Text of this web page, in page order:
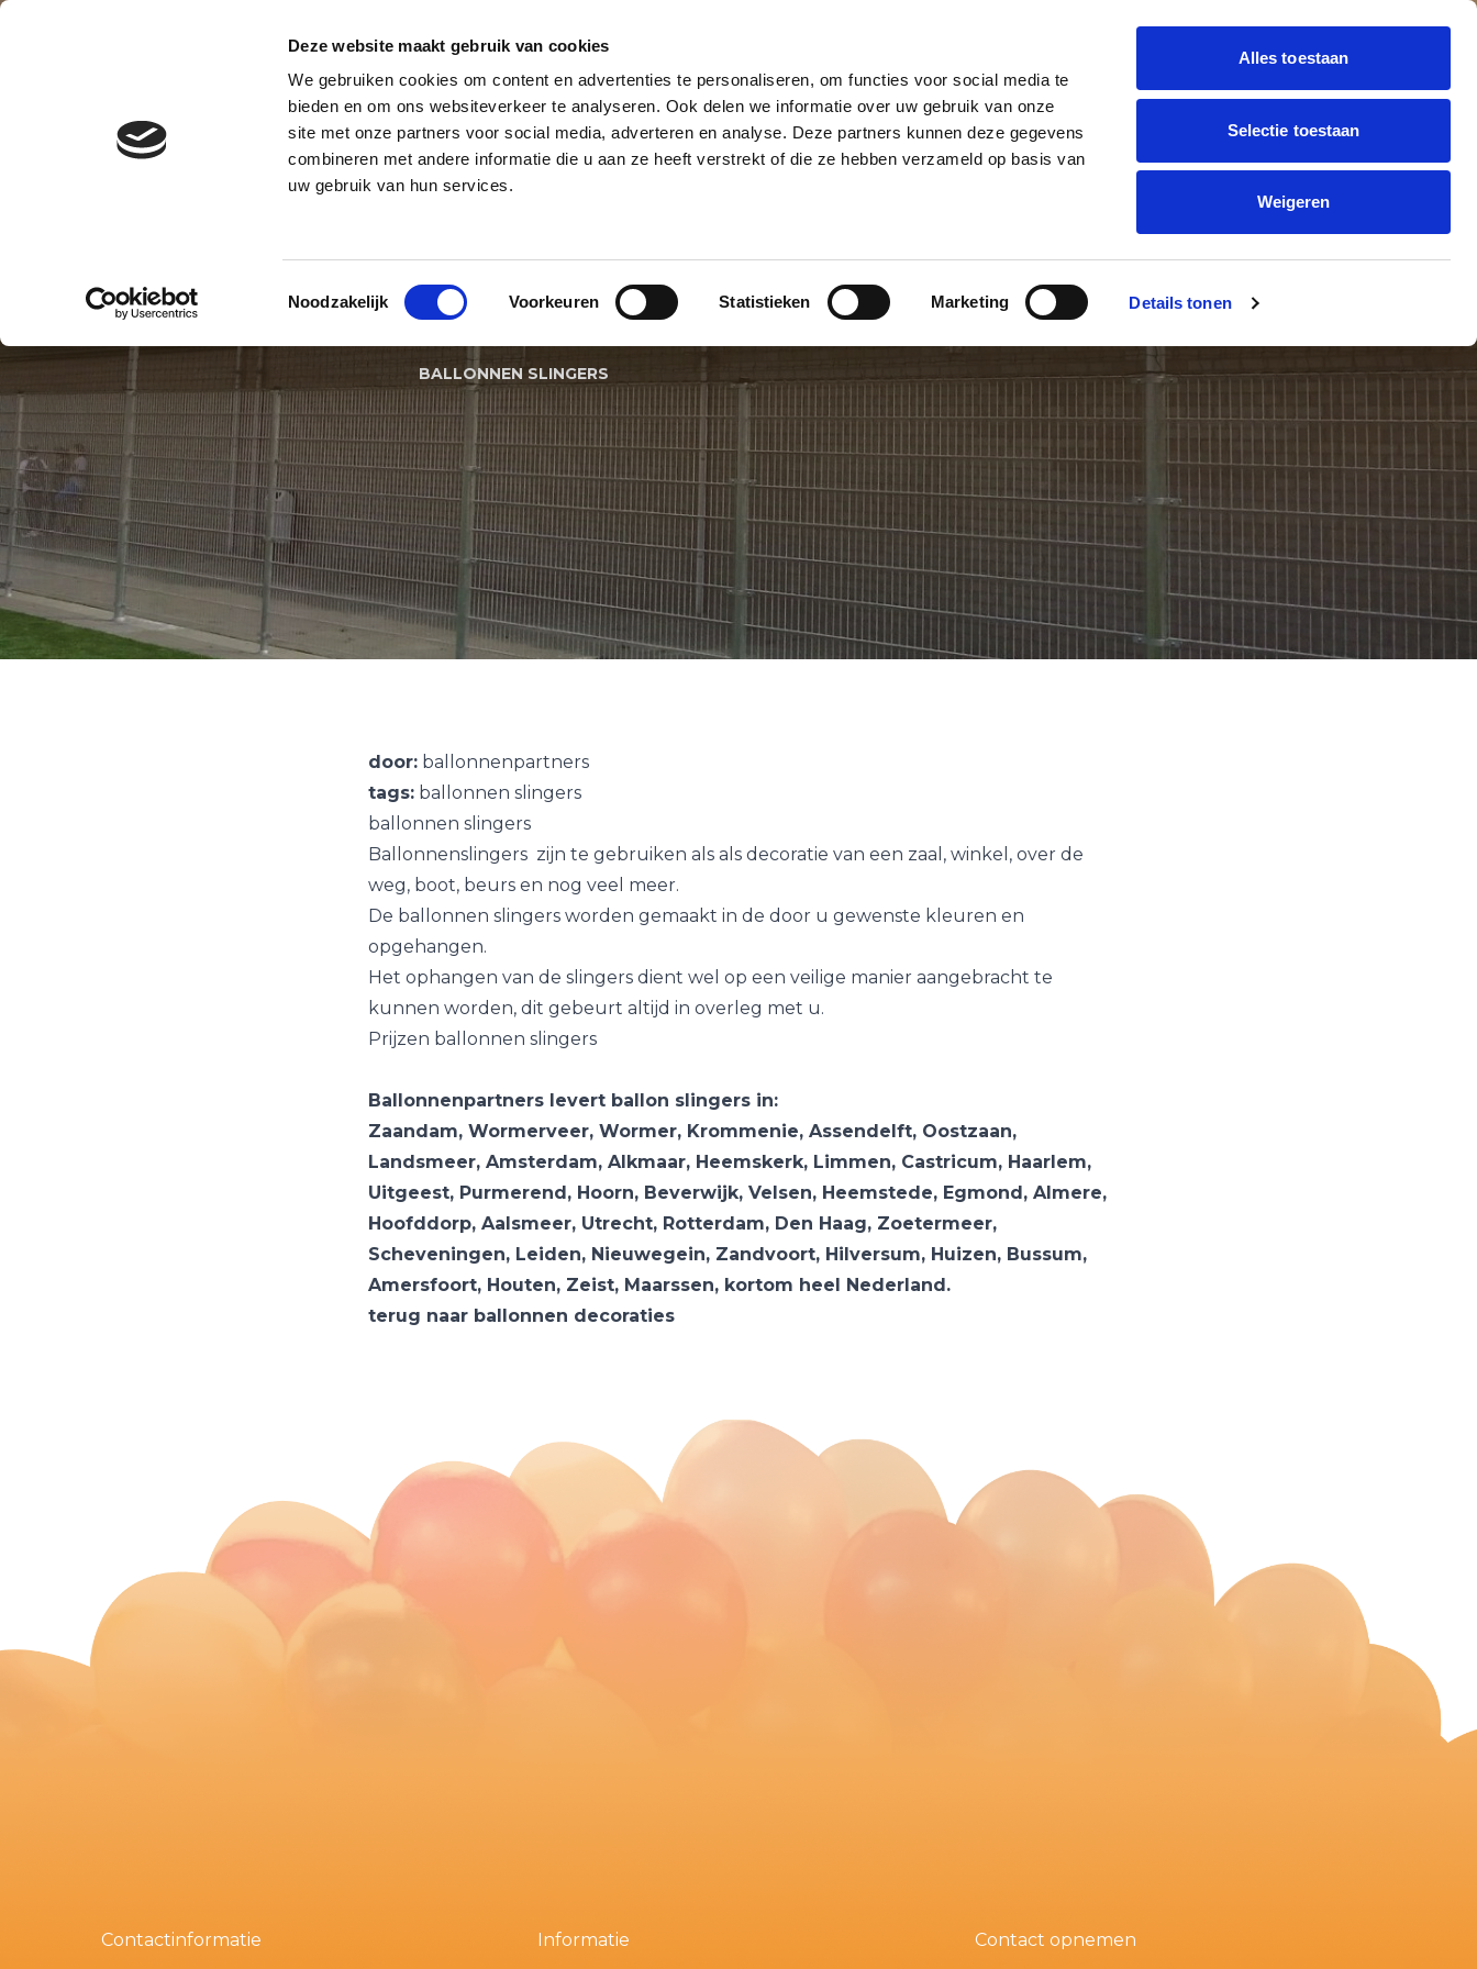
Deze website maakt gebruik van cookies
We gebruiken cookies om content en advertenties te personaliseren, om functies voor social media te
bieden en om ons websiteverkeer te analyseren. Ook delen we informatie over uw gebruik van onze
site met onze partners voor social media, adverteren en analyse. Deze partners kunnen deze gegevens
combineren met andere informatie die u aan ze heeft verstrekt of die ze hebben verzameld op basis van
uw gebruik van hun services.
Toestemmingsselectie
Noodzakelijk Voorkeuren Statistieken Marketing Details tonen
Alles toestaan
Selectie toestaan
Weigeren
BALLONNENBOOGBALLONNENPILAARHELIUM BALLONNENHELIUM BALLON TROSSENREUZE BALLON DECORATIE
BALLONNEN DECORATIES SPECIALS BALLONNEN BEZORGSERVICE BALLON KLEUREN BALLONNEN BEDRUKKEN
aanvragen
BALLONNEN SLINGERS
BALLONNEN SLINGERS
door:ballonnenpartners
tags:ballonnen slingers
ballonnen slingers
Ballonnenslingers zijn te gebruiken als als decoratie van een zaal, winkel, over de
weg, boot, beurs en nog veel meer.
De ballonnen slingers worden gemaakt in de door u gewenste kleuren en
opgehangen.
Het ophangen van de slingers dient wel op een veilige manier aangebracht te
kunnen worden, dit gebeurt altijd in overleg met u.
Prijzen ballonnen slingers
Ballonnenpartners levert ballon slingers in:
Zaandam, Wormerveer, Wormer, Krommenie, Assendelft, Oostzaan,
Landsmeer, Amsterdam, Alkmaar, Heemskerk, Limmen, Castricum, Haarlem,
Uitgeest, Purmerend, Hoorn, Beverwijk, Velsen, Heemstede, Egmond, Almere,
Hoofddorp, Aalsmeer, Utrecht, Rotterdam, Den Haag, Zoetermeer,
Scheveningen, Leiden, Nieuwegein, Zandvoort, Hilversum, Huizen, Bussum,
Amersfoort, Houten, Zeist, Maarssen, kortom heel Nederland.
terug naar ballonnen decoraties
Contactinformatie Informatie Contact opnemen